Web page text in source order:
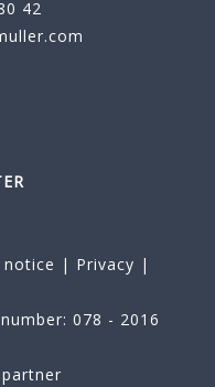
42
notice | Privacy |
078 - 2016